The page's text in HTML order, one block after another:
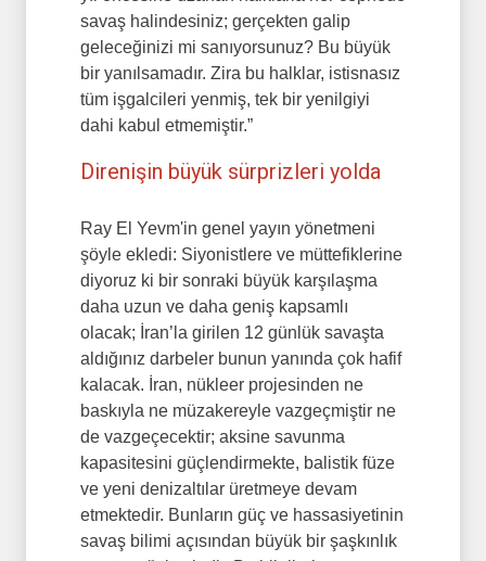
savaş halindesiniz; gerçekten galip
geleceğinizi mi sanıyorsunuz? Bu büyük
bir yanılsamadır. Zira bu halklar, istisnasız
tüm işgalcileri yenmiş, tek bir yenilgiyi
dahi kabul etmemiştir.”
Direnişin büyük sürprizleri yolda
Ray El Yevm'in genel yayın yönetmeni
şöyle ekledi: Siyonistlere ve müttefiklerine
diyoruz ki bir sonraki büyük karşılaşma
daha uzun ve daha geniş kapsamlı
olacak; İran’la girilen 12 günlük savaşta
aldığınız darbeler bunun yanında çok hafif
kalacak. İran, nükleer projesinden ne
baskıyla ne müzakereyle vazgeçmiştir ne
de vazgeçecektir; aksine savunma
kapasitesini güçlendirmekte, balistik füze
ve yeni denizaltılar üretmeye devam
etmektedir. Bunların güç ve hassasiyetinin
savaş bilimi açısından büyük bir şaşkınlık